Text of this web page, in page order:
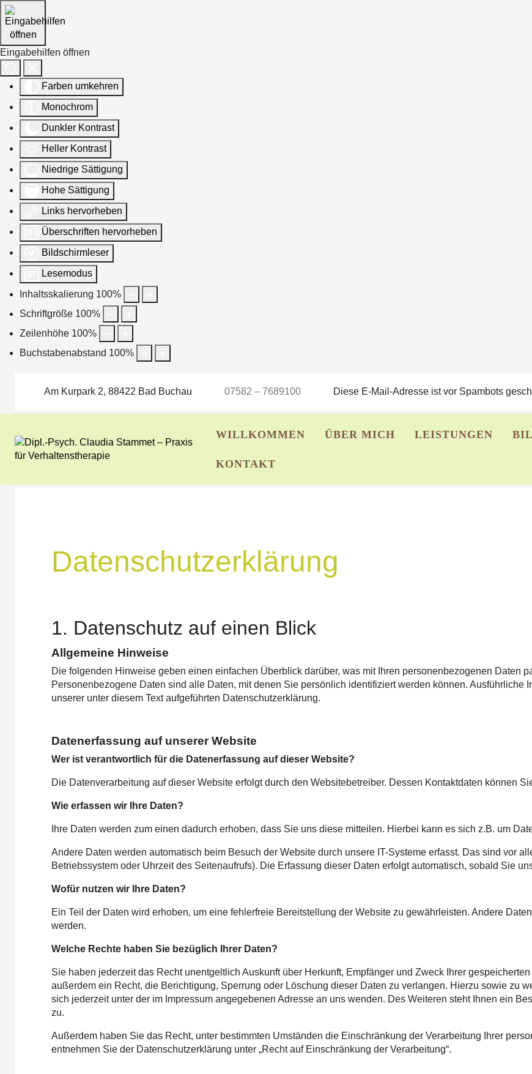
Eingabehilfen öffnen
Farben umkehren
Monochrom
Dunkler Kontrast
Heller Kontrast
Niedrige Sättigung
Hohe Sättigung
Links hervorheben
Überschriften hervorheben
Bildschirmleser
Lesemodus
Inhaltsskalierung 100%
Schriftgröße 100%
Zeilenhöhe 100%
Buchstabenabstand 100%
Am Kurpark 2, 88422 Bad Buchau 07582 – 7689100 Diese E-Mail-Adresse ist vor Spambots
WILLKOMMEN ÜBER MICH LEISTUNGEN
KONTAKT
Datenschutzerklärung
1. Datenschutz auf einen Blick
Allgemeine Hinweise
Die folgenden Hinweise geben einen einfachen Überblick darüber, was mit Ihren personenbezogenen Daten
Personenbezogene Daten sind alle Daten, mit denen Sie persönlich identifiziert werden können. Ausführliche
unserer unter diesem Text aufgeführten Datenschutzerklärung.
Datenerfassung auf unserer Website
Wer ist verantwortlich für die Datenerfassung auf dieser Website?
Die Datenverarbeitung auf dieser Website erfolgt durch den Websitebetreiber. Dessen Kontaktdaten können
Wie erfassen wir Ihre Daten?
Ihre Daten werden zum einen dadurch erhoben, dass Sie uns diese mitteilen. Hierbei kann es sich z.B. um
Andere Daten werden automatisch beim Besuch der Website durch unsere IT-Systeme erfasst. Das sind vor
Betriebssystem oder Uhrzeit des Seitenaufrufs). Die Erfassung dieser Daten erfolgt automatisch, sobald Sie
Wofür nutzen wir Ihre Daten?
Ein Teil der Daten wird erhoben, um eine fehlerfreie Bereitstellung der Website zu gewährleisten. Andere
werden.
Welche Rechte haben Sie bezüglich Ihrer Daten?
Sie haben jederzeit das Recht unentgeltlich Auskunft über Herkunft, Empfänger und Zweck Ihrer
außerdem ein Recht, die Berichtigung, Sperrung oder Löschung dieser Daten zu verlangen. Hierzu sowie zu
sich jederzeit unter der im Impressum angegebenen Adresse an uns wenden. Des Weiteren steht Ihnen ein
zu.
Außerdem haben Sie das Recht, unter bestimmten Umständen die Einschränkung der Verarbeitung Ihrer
entnehmen Sie der Datenschutzerklärung unter „Recht auf Einschränkung der Verarbeitung“.